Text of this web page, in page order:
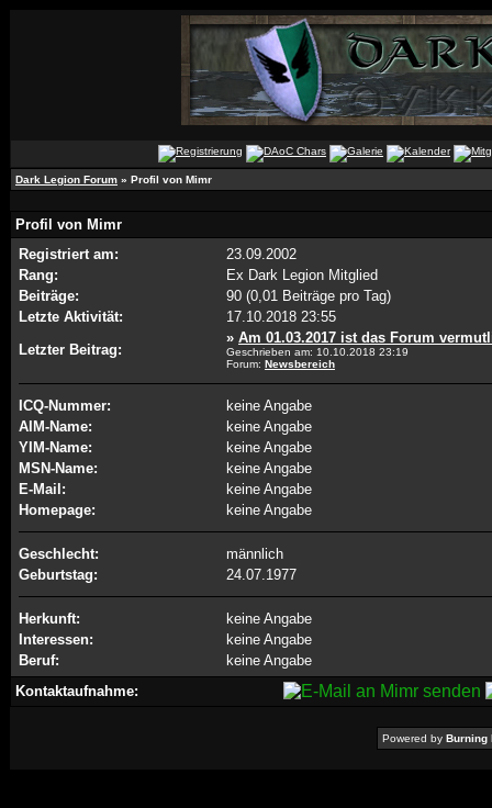
Dark Legion Forum » Profil von Mimr
Profil von Mimr
Registriert am:
23.09.2002
Rang:
Ex Dark Legion Mitglied
Beiträge:
90 (0,01 Beiträge pro Tag)
Letzte Aktivität:
17.10.2018 23:55
Letzter Beitrag:
» Am 01.03.2017 ist das Forum
Geschrieben am: 10.10.2018 23:19
Forum: Newsbereich
ICQ-Nummer:
keine Angabe
AIM-Name:
keine Angabe
YIM-Name:
keine Angabe
MSN-Name:
keine Angabe
E-Mail:
keine Angabe
Homepage:
keine Angabe
Geschlecht:
männlich
Geburtstag:
24.07.1977
Herkunft:
keine Angabe
Interessen:
keine Angabe
Beruf:
keine Angabe
Kontaktaufnahme:
Powered by Burning